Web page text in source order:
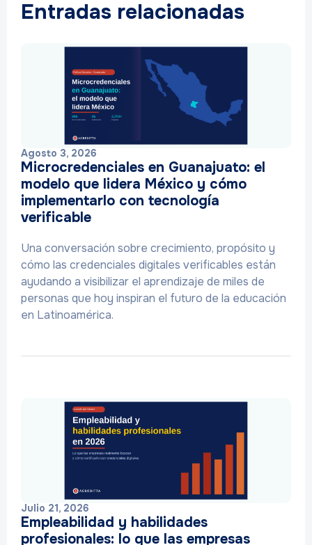
Entradas relacionadas
Agosto 3, 2026
Microcredenciales en Guanajuato: el
modelo que lidera México y cómo
implementarlo con tecnología
verificable
Una conversación sobre crecimiento, propósito y
cómo las credenciales digitales verificables están
ayudando a visibilizar el aprendizaje de miles de
personas que hoy inspiran el futuro de la educación
en Latinoamérica.
Julio 21, 2026
Empleabilidad y habilidades
profesionales: lo que las empresas